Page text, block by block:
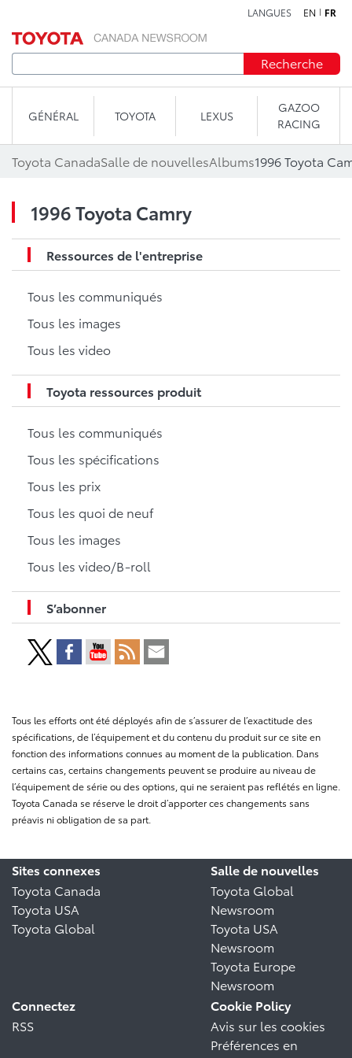
LANGUES EN FR
Recherche
GÉNÉRAL TOYOTA LEXUS
GAZOO
RACING
Toyota CanadaSalle de nouvellesAlbums1996 Toyota
1996 Toyota Camry
Ressources de l'entreprise
Tous les communiqués
Tous les images
Tous les video
Toyota ressources produit
Tous les communiqués
Tous les spécifications
Tous les prix
Tous les quoi de neuf
Tous les images
Tous les video/B-roll
S’abonner
Tous les efforts ont été déployés afin de s’assurer de l’exactitude des
spécifications, de l’équipement et du contenu du produit sur ce site en
fonction des informations connues au moment de la publication. Dans
certains cas, certains changements peuvent se produire au niveau de
l’équipement de série ou des options, qui ne seraient pas reflétés en ligne.
Toyota Canada se réserve le droit d’apporter ces changements sans
préavis ni obligation de sa part.
Sites connexes
Toyota Canada
Toyota USA
Toyota Global
Salle de nouvelles
Toyota Global
Newsroom
Toyota USA
Newsroom
Toyota Europe
Newsroom
Connectez
RSS
Cookie Policy
Avis sur les cookies
Préférences en